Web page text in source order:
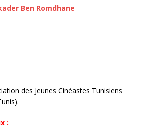
Ben Romdhane
des Jeunes Cinéastes Tunisiens
: